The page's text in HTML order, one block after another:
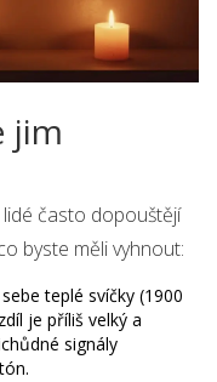
jim
často dopouštějí
byste měli vyhnout:
teplé svíčky (1900
je příliš velký a
signály